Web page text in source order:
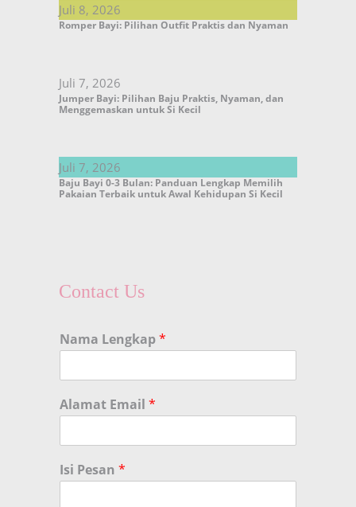
Juli 8, 2026
Romper Bayi: Pilihan Outfit Praktis dan Nyaman
Juli 7, 2026
Jumper Bayi: Pilihan Baju Praktis, Nyaman, dan
Menggemaskan untuk Si Kecil
Juli 7, 2026
Baju Bayi 0-3 Bulan: Panduan Lengkap Memilih
Pakaian Terbaik untuk Awal Kehidupan Si Kecil
Contact Us
Nama Lengkap*
Alamat Email *
Isi Pesan *